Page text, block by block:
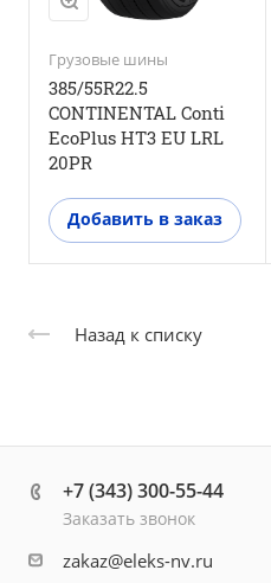
Грузовые шины
385/55R22.5
CONTINENTAL Conti
EcoPlus HT3 EU LRL
20PR
Добавить в заказ
Назад к списку
+7 (343) 300-55-44
Заказать звонок
zakaz@eleks-nv.ru